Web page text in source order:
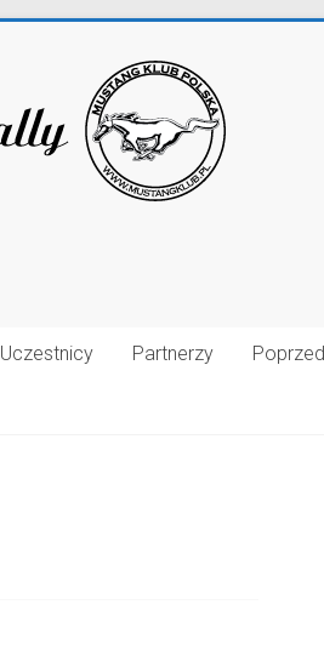
Uczestnicy Partnerzy